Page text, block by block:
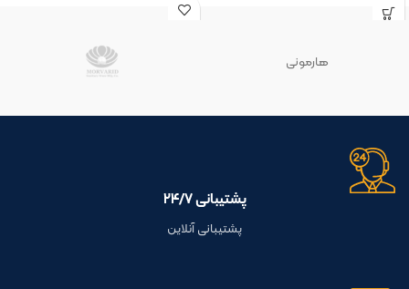
هارمونی
پشتیبانی ۲۴/۷
پشتیبانی آنلاین